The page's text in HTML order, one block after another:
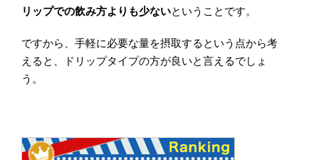
リップでの飲み方よりも少ないということです。
ですから、手軽に必要な量を摂取するという点から考
えると、ドリップタイプの方が良いと言えるでしょ
う。